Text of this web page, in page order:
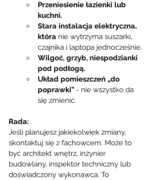
Przeniesienie łazienki lub
kuchni.
Stara instalacja elektryczna,
która nie wytrzyma suszarki,
czajnika i laptopa jednocześnie.
Wilgoć, grzyb, niespodzianki
pod podłogą.
Układ pomieszczeń „do
poprawki” - nie wszystko da
się zmienić.
Rada:
Jeśli planujesz jakiekolwiek zmiany,
skontaktuj się z fachowcem. Może to
być architekt wnętrz, inżynier
budowlany, inspektor techniczny lub
doświadczony wykonawca. To